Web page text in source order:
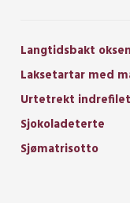
Langtidsbakt
Laksetartar med
Urtetrekt
Sjokoladeterte
Sjømatrisotto